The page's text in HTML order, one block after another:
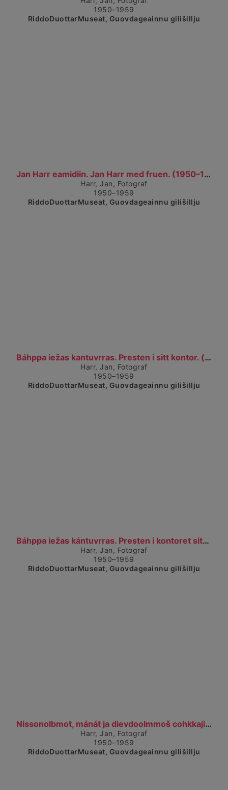
1950–1959
RiddoDuottarMuseat, Guovdageainnu gilišillju
Jan Harr eamidiin. Jan Harr med fruen. (1950–1959)...
Čájet dárkkes dieđuid
Harr, Jan, Fotograf
1950–1959
RiddoDuottarMuseat, Guovdageainnu gilišillju
Báhppa iežas kantuvrras. Presten i sitt kontor. (...
Čájet dárkkes dieđuid
Harr, Jan, Fotograf
1950–1959
RiddoDuottarMuseat, Guovdageainnu gilišillju
Báhppa iežas kántuvrras. Presten i kontoret sitt....
Čájet dárkkes dieđuid
Harr, Jan, Fotograf
1950–1959
RiddoDuottarMuseat, Guovdageainnu gilišillju
Nissonolbmot, mánát ja dievdoolmmoš cohkkajit giet...
Čájet dárkkes dieđuid
Harr, Jan, Fotograf
1950–1959
RiddoDuottarMuseat, Guovdageainnu gilišillju